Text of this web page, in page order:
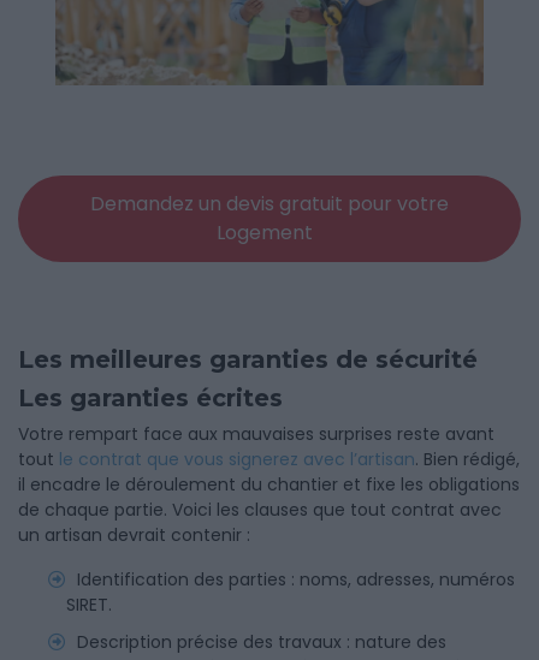
Demandez un devis gratuit pour votre
Logement
Les meilleures garanties de sécurité
Les garanties écrites
Votre rempart face aux mauvaises surprises reste avant
tout le contrat que vous signerez avec l’artisan. Bien rédigé,
il encadre le déroulement du chantier et fixe les obligations
de chaque partie. Voici les clauses que tout contrat avec
un artisan devrait contenir :
Identification des parties : noms, adresses, numéros
SIRET.
Description précise des travaux : nature des